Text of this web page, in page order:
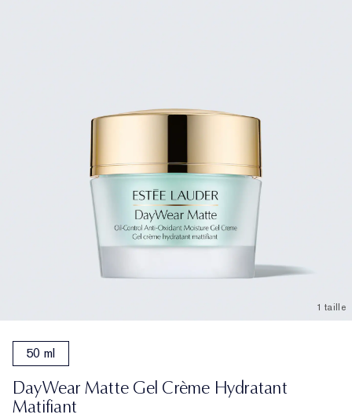
1 taille
50 ml
DayWear Matte Gel Crème Hydratant
Matifiant